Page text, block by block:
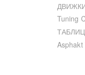
Tuning
Asphakt